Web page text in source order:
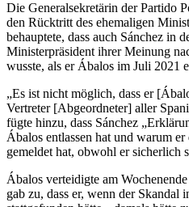
Die Generalsekretärin der Partido
den Rücktritt des ehemaligen
behauptete, dass auch Sánchez in
Ministerpräsident ihrer Meinung
wusste, als er Ábalos im Juli 2021
„Es ist nicht möglich, dass er
Vertreter [Abgeordneter] aller
fügte hinzu, dass Sánchez
Ábalos entlassen hat und warum
gemeldet hat, obwohl er sicherlich
Ábalos verteidigte am
gab zu, dass er, wenn der Skandal